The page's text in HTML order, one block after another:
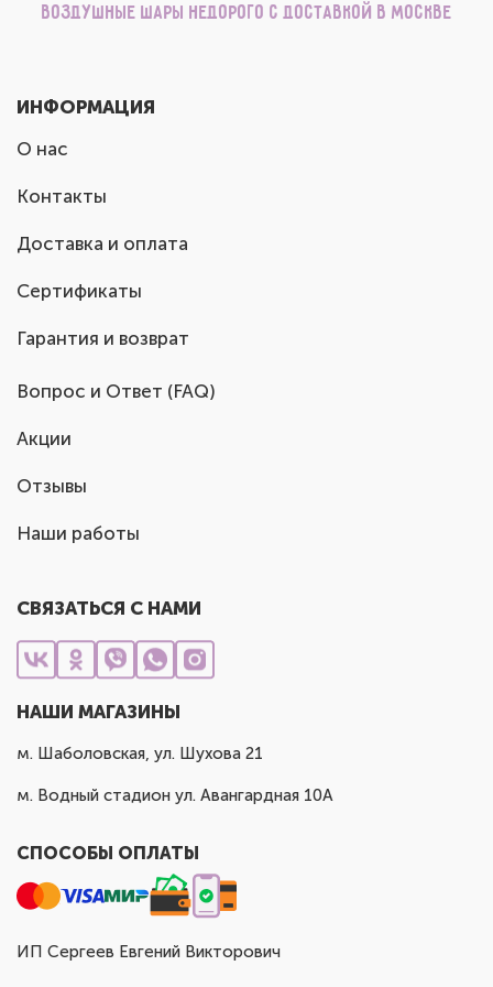
Воздушные шары недорого с доставкой в Москве
ИНФОРМАЦИЯ
О нас
Контакты
Доставка и оплата
Сертификаты
Гарантия и возврат
Вопрос и Ответ (FAQ)
Акции
Отзывы
Наши работы
СВЯЗАТЬСЯ С НАМИ
НАШИ МАГАЗИНЫ
м. Шаболовская, ул. Шухова 21
м. Водный стадион ул. Авангардная 10А
СПОСОБЫ ОПЛАТЫ
ИП Сергеев Евгений Викторович